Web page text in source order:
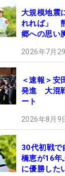
大規模地震
れれば」
郷への思い
2026年7月
＜速報＞安
発進 大混
ート
2026年8月9
30代初戦
橋恵が16年
に優勝した